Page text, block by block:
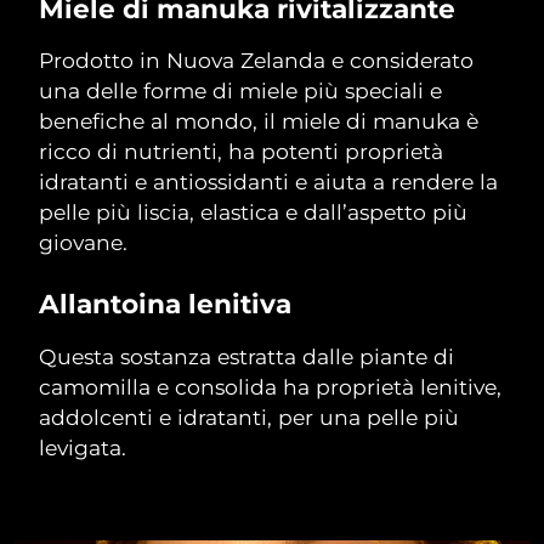
Miele di manuka rivitalizzante
Prodotto in Nuova Zelanda e considerato
una delle forme di miele più speciali e
benefiche al mondo, il miele di manuka è
ricco di nutrienti, ha potenti proprietà
idratanti e antiossidanti e aiuta a rendere la
pelle più liscia, elastica e dall’aspetto più
giovane.
Allantoina lenitiva
Questa sostanza estratta dalle piante di
camomilla e consolida ha proprietà lenitive,
addolcenti e idratanti, per una pelle più
levigata.
Filippine Consegna stimata8/13/26
Polonia Consegna stimata
Portogallo
Portorico Consegna stimata8/12/26
Qatar
Riunione
Romania Consegna stimata8/10/26
Russia Consegna stimata8/18/26
Singapore Consegna stimata8/12/26